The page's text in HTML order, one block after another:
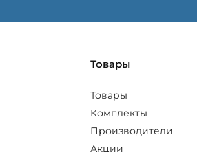
Товары
Товары
Комплекты
Производители
Акции